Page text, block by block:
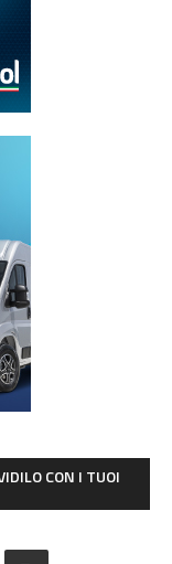
CON I TUOI